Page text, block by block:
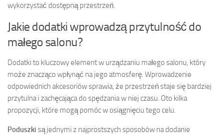
wykorzystać dostępną przestrzeń.
Jakie dodatki wprowadzą przytulność do
małego salonu?
Dodatki to kluczowy element w urządzaniu małego salonu, który
może znacząco wpłynąć na jego atmosferę. Wprowadzenie
odpowiednich akcesoriów sprawia, że przestrzeń staje się bardziej
przytulna i zachęcająca do spędzania w niej czasu. Oto kilka
propozycji, które mogą pomóc w osiągnięciu tego celu.
Poduszki są jednymi z najprostszych sposobów na dodanie